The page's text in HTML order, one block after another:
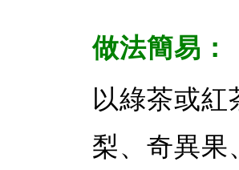
做法簡易：
以綠茶或
梨、奇異果